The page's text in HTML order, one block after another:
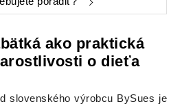
ako praktická
o dieťa
slovenského výrobcu BySues je